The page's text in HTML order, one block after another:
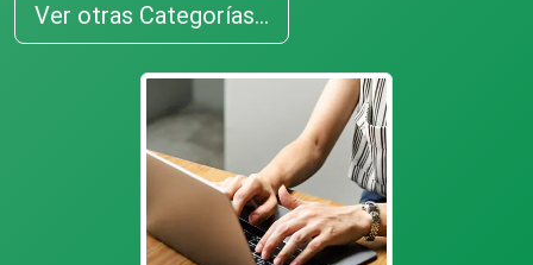
Ver otras Categorías...